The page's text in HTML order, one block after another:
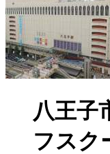
八王子
フスク